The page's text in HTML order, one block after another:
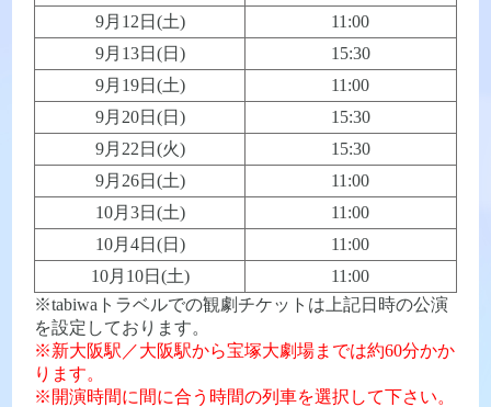
9月12日(土)
11:00
9月13日(日)
15:30
9月19日(土)
11:00
9月20日(日)
15:30
9月22日(火)
15:30
9月26日(土)
11:00
10月3日(土)
11:00
10月4日(日)
11:00
10月10日(土)
11:00
※tabiwaトラベルでの観劇チケットは上記日時の公演
を設定しております。
※新大阪駅／大阪駅から宝塚大劇場までは約60分かか
ります。
※開演時間に間に合う時間の列車を選択して下さい。